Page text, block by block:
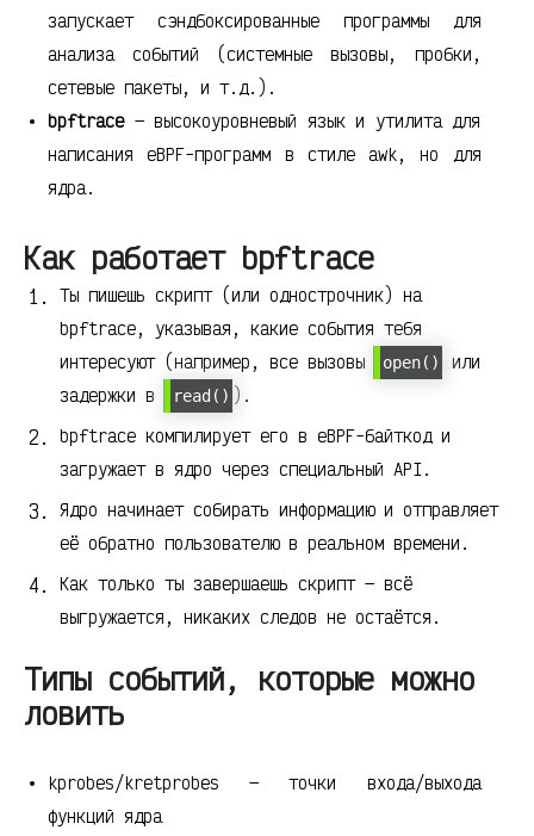
запускает сэндбоксированные программы для
анализа событий (системные вызовы, пробки,
сетевые пакеты, и т.д.).
bpftrace— высокоуровневый язык и утилита для
написания eBPF-программ в стиле awk, но для
ядра.
Как работает bpftrace
Ты пишешь скрипт (или однострочник) на
bpftrace, указывая, какие события тебя
интересуют (например, все вызовы
open()
или
задержки в
read() ).
bpftrace компилирует его в eBPF-байткод и
загружает в ядро через специальный API.
Ядро начинает собирать информацию и отправляет
её обратно пользователю в реальном времени.
Как только ты завершаешь скрипт — всё
выгружается, никаких следов не остаётся.
Типы событий, которые можно
ловить
kprobes/kretprobes — точки входа/выхода
функций ядра